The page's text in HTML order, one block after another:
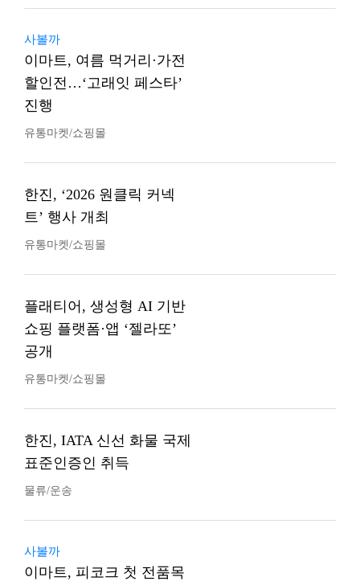
사볼까
이마트, 여름 먹거리·가전
할인전…‘고래잇 페스타’
진행
유통마켓/쇼핑몰
한진, ‘2026 원클릭 커넥
트’ 행사 개최
유통마켓/쇼핑몰
플래티어, 생성형 AI 기반
쇼핑 플랫폼·앱 ‘젤라또’
공개
유통마켓/쇼핑몰
한진, IATA 신선 화물 국제
표준인증인 취득
물류/운송
사볼까
이마트, 피코크 첫 전품목